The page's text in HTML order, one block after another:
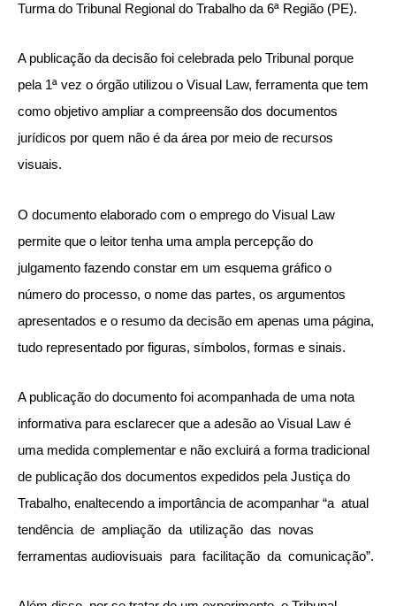
Turma do Tribunal Regional do Trabalho da 6ª Região (PE).
A publicação da decisão foi celebrada pelo Tribunal porque
pela 1ª vez o órgão utilizou o Visual Law, ferramenta que tem
como objetivo ampliar a compreensão dos documentos
jurídicos por quem não é da área por meio de recursos
visuais.
O documento elaborado com o emprego do Visual Law
permite que o leitor tenha uma ampla percepção do
julgamento fazendo constar em um esquema gráfico o
número do processo, o nome das partes, os argumentos
apresentados e o resumo da decisão em apenas uma página,
tudo representado por figuras, símbolos, formas e sinais.
A publicação do documento foi acompanhada de uma nota
informativa para esclarecer que a adesão ao Visual Law é
uma medida complementar e não excluirá a forma tradicional
de publicação dos documentos expedidos pela Justiça do
Trabalho, enaltecendo a importância de acompanhar “a atual
tendência de ampliação da utilização das novas
ferramentas audiovisuais para facilitação da comunicação”.